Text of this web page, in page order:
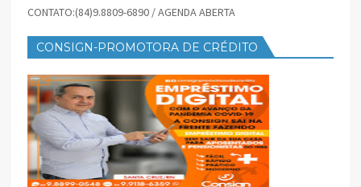
CONTATO:(84)9.8809-6890 / AGENDA ABERTA
CONSIGN-PROMOTORA DE CRÉDITO